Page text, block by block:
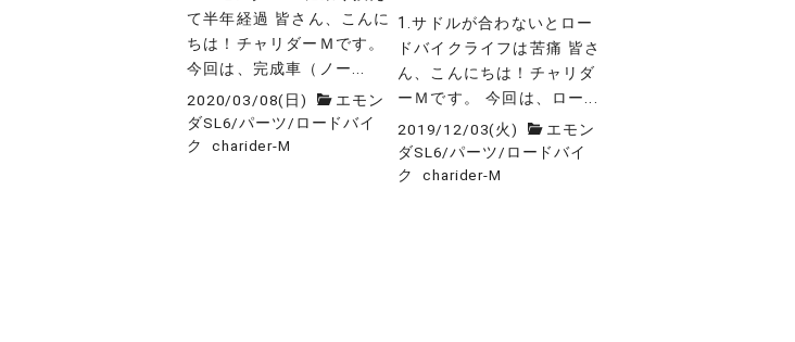
て半年経過 皆さん、こんに
ちは！チャリダーＭです。
今回は、完成車（ノー...
2020/03/08(日)
エモン
ダSL6/パーツ/ ロードバイ
ク
charider-M
1.サドルが合わないとロー
ドバイクライフは苦痛 皆さ
ん、こんにちは！チャリダ
ーＭです。 今回は、ロー...
2019/12/03(火)
エモン
ダSL6/パーツ/ ロードバイ
ク
charider-M